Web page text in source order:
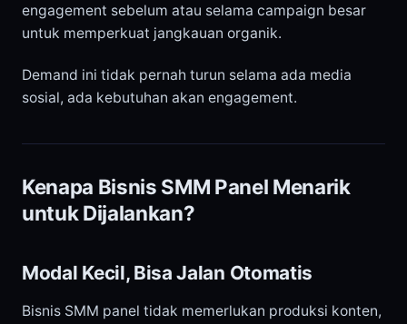
engagement sebelum atau selama campaign besar
untuk memperkuat jangkauan organik.
Demand ini tidak pernah turun selama ada media
sosial, ada kebutuhan akan engagement.
Kenapa Bisnis SMM Panel Menarik
untuk Dijalankan?
Modal Kecil, Bisa Jalan Otomatis
Bisnis SMM panel tidak memerlukan produksi konten,